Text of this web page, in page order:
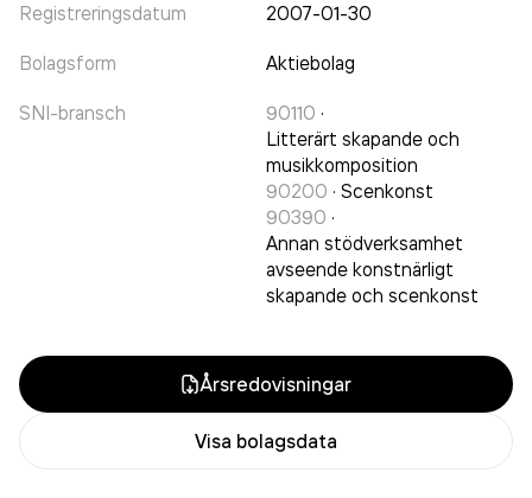
Registreringsdatum 2007-01-30
Bolagsform Aktiebolag
SNI-bransch 90110 ·
Litterärt skapande och
musikkomposition
90200 · Scenkonst
90390 ·
Annan stödverksamhet
avseende konstnärligt
skapande och scenkonst
Årsredovisningar
Visa bolagsdata